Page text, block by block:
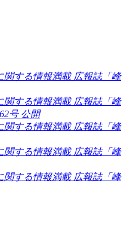
関する情報満載 広報誌「峰
関する情報満載 広報誌「峰
号 公開
関する情報満載 広報誌「峰
関する情報満載 広報誌「峰
関する情報満載 広報誌「峰